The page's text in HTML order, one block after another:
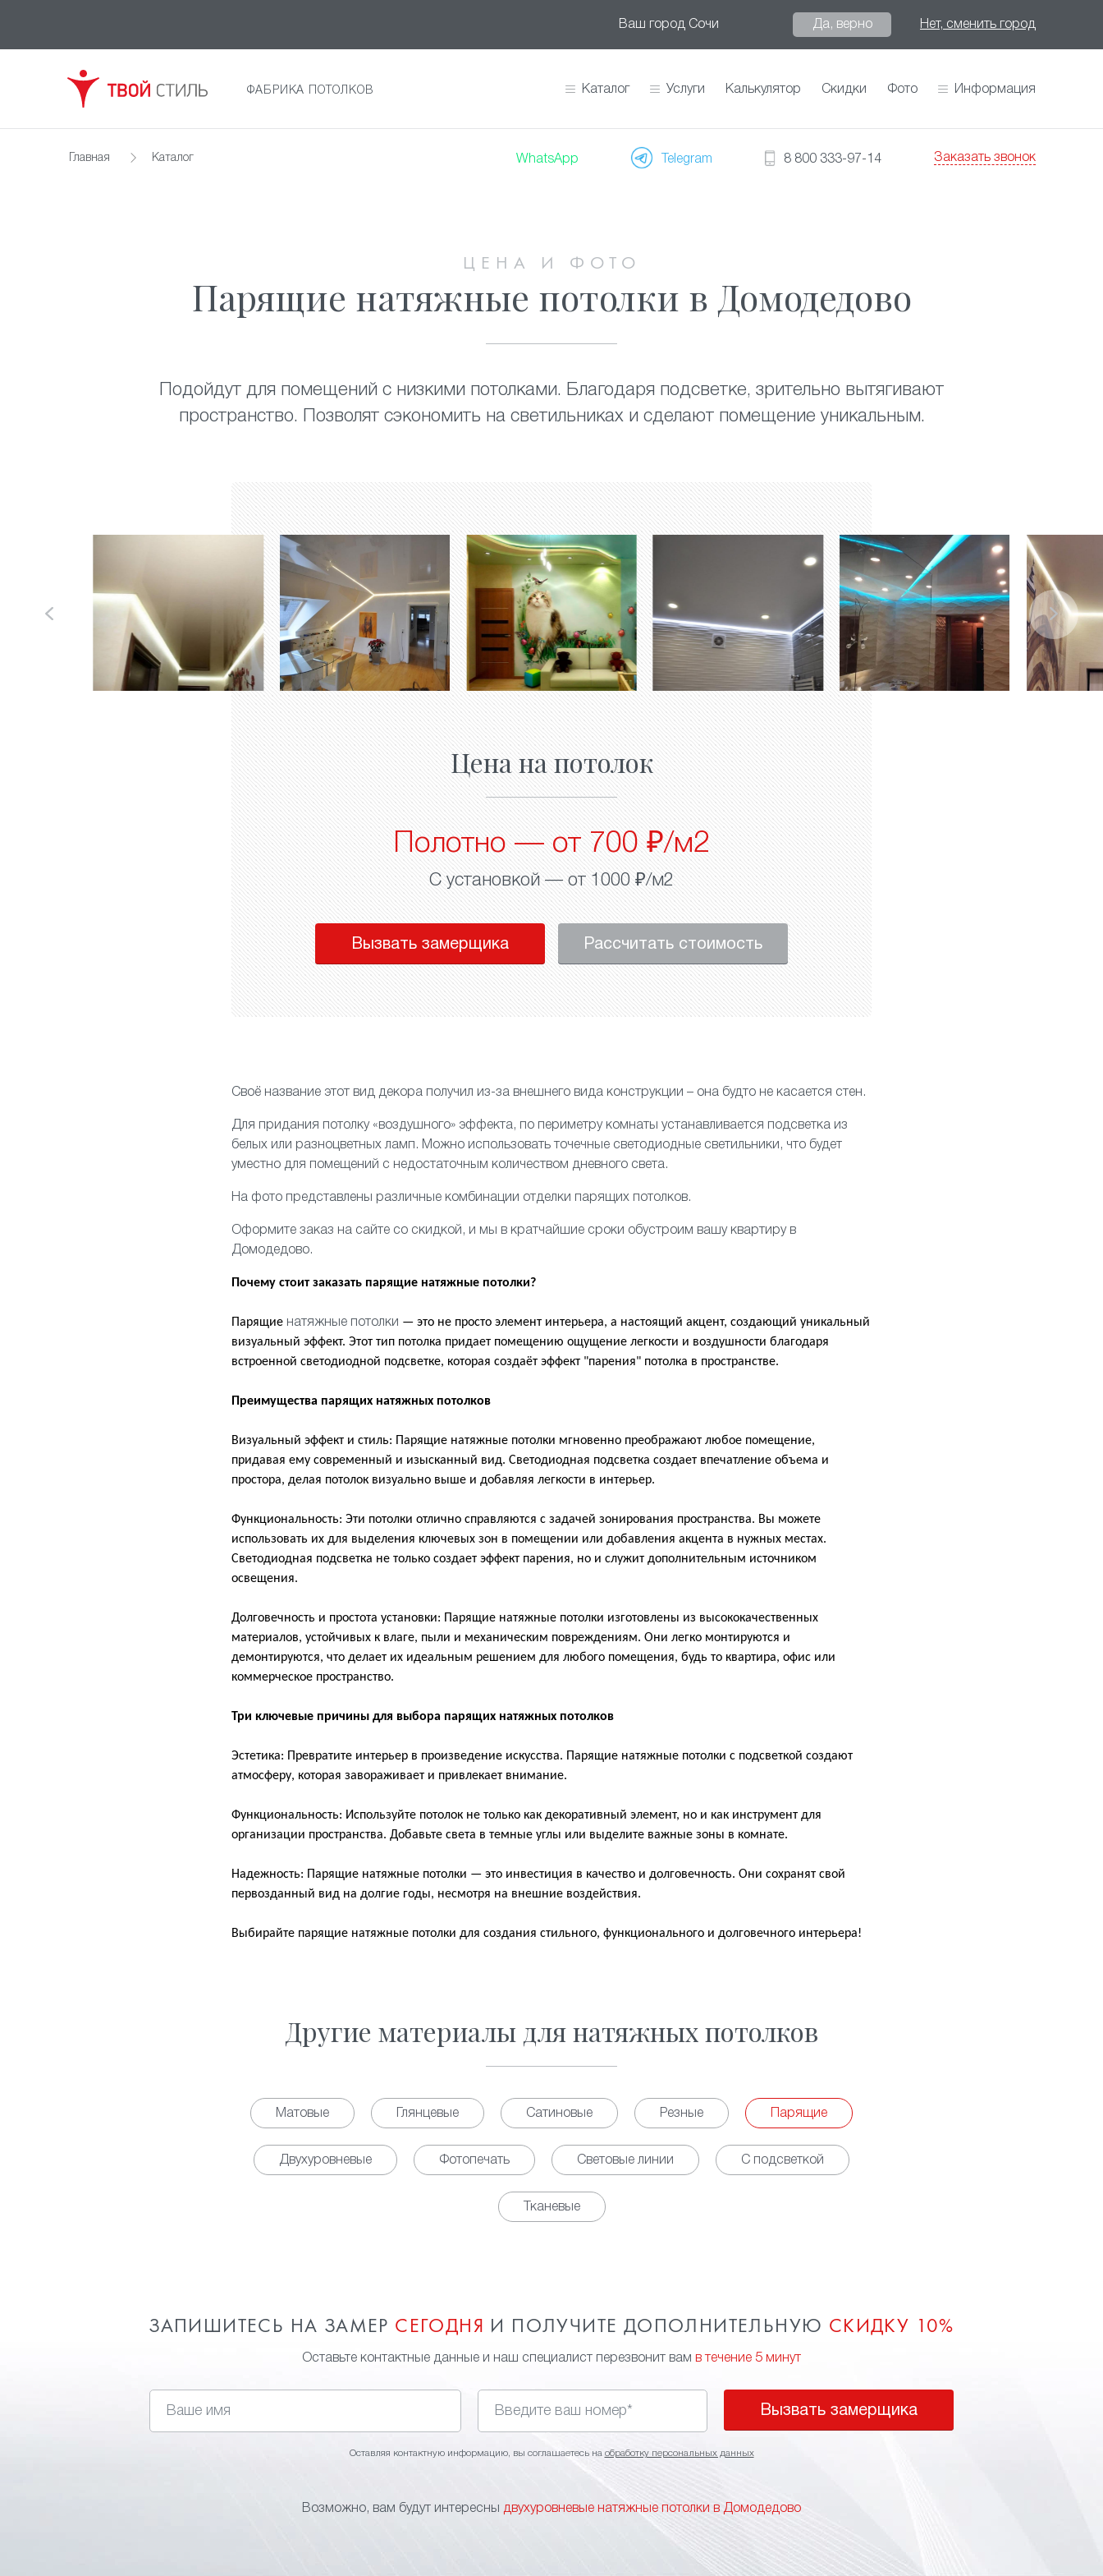
Ваш город Сочи Да, верно Нет, сменить город
ФАБРИКА ПОТОЛКОВ Каталог Услуги Калькулятор Скидки Фото Информация
Главная Каталог WhatsApp Telegram 8 800 333-97-14 Заказать звонок
ЦЕНА И ФОТО
Парящие натяжные потолки в Домодедово
Подойдут для помещений с низкими потолками. Благодаря подсветке, зрительно вытягивают
пространство. Позволят сэкономить на светильниках и сделают помещение уникальным.
Цена на потолок
Полотно — от 700 ₽/м2
С установкой — от 1000 ₽/м2
Вызвать замерщика Рассчитать стоимость
Своё название этот вид декора получил из-за внешнего вида конструкции – она будто не касается стен.
Для придания потолку «воздушного» эффекта, по периметру комнаты устанавливается подсветка из
белых или разноцветных ламп. Можно использоватьточечные светодиодные светильники , что будет
уместно для помещений с недостаточным количеством дневного света.
На фото представлены различные комбинации отделки парящих потолков.
Оформите заказ на сайте со скидкой, и мы в кратчайшие сроки обустроим вашу квартиру в
Домодедово.
Почему стоит заказать парящие натяжные потолки?
Парящие натяжные потолки — это не просто элемент интерьера, а настоящий акцент, создающий уникальный
визуальный эффект. Этот тип потолка придает помещению ощущение легкости и воздушности благодаря
встроенной светодиодной подсветке, которая создаёт эффект "парения" потолка в пространстве.
Преимущества парящих натяжных потолков
Визуальный эффект и стиль: Парящие натяжные потолки мгновенно преображают любое помещение,
придавая ему современный и изысканный вид. Светодиодная подсветка создает впечатление объема и
простора, делая потолок визуально выше и добавляя легкости в интерьер.
Функциональность: Эти потолки отлично справляются с задачей зонирования пространства. Вы можете
использовать их для выделения ключевых зон в помещении или добавления акцента в нужных местах.
Светодиодная подсветка не только создает эффект парения, но и служит дополнительным источником
освещения.
Долговечность и простота установки: Парящие натяжные потолки изготовлены из высококачественных
материалов, устойчивых к влаге, пыли и механическим повреждениям. Они легко монтируются и
демонтируются, что делает их идеальным решением для любого помещения, будь то квартира, офис или
коммерческое пространство.
Три ключевые причины для выбора парящих натяжных потолков
Эстетика: Превратите интерьер в произведение искусства. Парящие натяжные потолки с подсветкой создают
атмосферу, которая завораживает и привлекает внимание.
Функциональность: Используйте потолок не только как декоративный элемент, но и как инструмент для
организации пространства. Добавьте света в темные углы или выделите важные зоны в комнате.
Надежность: Парящие натяжные потолки — это инвестиция в качество и долговечность. Они сохранят свой
первозданный вид на долгие годы, несмотря на внешние воздействия.
Выбирайте парящие натяжные потолки для создания стильного, функционального и долговечного интерьера!
Другие материалы для натяжных потолков
Матовые Глянцевые Сатиновые Резные Парящие
Двухуровневые Фотопечать Световые линии С подсветкой
Тканевые
ЗАПИШИТЕСЬ НА ЗАМЕР СЕГОДНЯ И ПОЛУЧИТЕ ДОПОЛНИТЕЛЬНУЮ СКИДКУ 10%
Оставьте контактные данные и наш специалист перезвонит вам в течение 5 минут
Вызвать замерщика
Оставляя контактную информацию, вы соглашаетесь на обработку персональных данных
Возможно, вам будут интересны двухуровневые натяжные потолки в Домодедово